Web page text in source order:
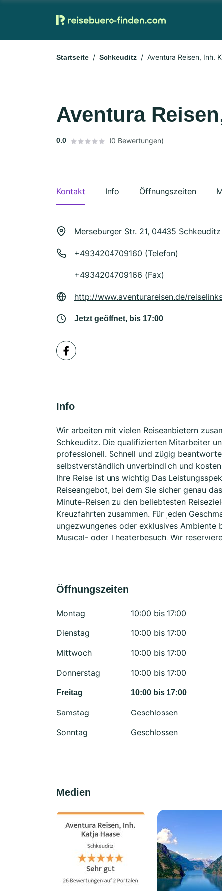
Startseite Schkeuditz Aventura Reisen, Inh.
Aventura
0.0 (0 Bewertungen)
Kontakt Info Öffnungszeiten
Merseburger Str. 21, 04435 Schkeuditz
+4934204709160 (Telefon)
+4934204709166 (Fax)
http://www.aventurareisen.de/
Jetzt geöffnet, bis 17:00
Info
Wir arbeiten mit vielen Reiseanbietern
Schkeuditz. Die qualifizierten Mitarbeiter
professionell. Schnell und zügig
selbstverständlich unverbindlich und
Ihre Reise ist uns wichtig Das
Reiseangebot, bei dem Sie sicher genau
Minute-Reisen zu den beliebtesten
Kreuzfahrten zusammen. Für jeden
ungezwungenes oder exklusives Ambiente
Musical- oder Theaterbesuch. Wir
Öffnungszeiten
Montag
10:00 bis 17:00
Dienstag
10:00 bis 17:00
Mittwoch
10:00 bis 17:00
Donnerstag
10:00 bis 17:00
Freitag 10:00 bis 17:00
Samstag
Geschlossen
Sonntag
Geschlossen
Medien